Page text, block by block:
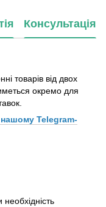
Консультація
товарів від двох
окремо для
нашому Telegram-